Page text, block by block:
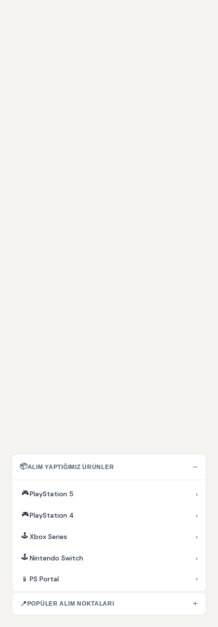
📦ALIM YAPTIĞIMIZ ÜRÜNLER −
🎮PlayStation 5 ›
🎮PlayStation 4 ›
🕹️ Xbox Series ›
🕹️ Nintendo Switch ›
📱 PS Portal ›
📍 POPÜLER ALIM NOKTALARI +